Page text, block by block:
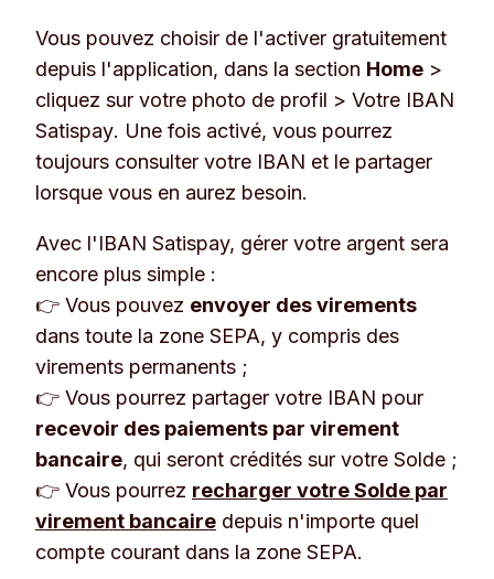
Vous pouvez choisir de l'activer gratuitement
depuis l'application, dans la section Home >
cliquez sur votre photo de profil > Votre IBAN
Satispay. Une fois activé, vous pourrez
toujours consulter votre IBAN et le partager
lorsque vous en aurez besoin.
Avec l'IBAN Satispay, gérer votre argent sera
encore plus simple :
👉 Vous pouvez envoyer des virements
dans toute la zone SEPA, y compris des
virements permanents ;
👉 Vous pourrez partager votre IBAN pour
recevoir des paiements par virement
bancaire, qui seront crédités sur votre Solde ;
👉 Vous pourrez recharger votre Solde par
virement bancaire depuis n'importe quel
compte courant dans la zone SEPA.